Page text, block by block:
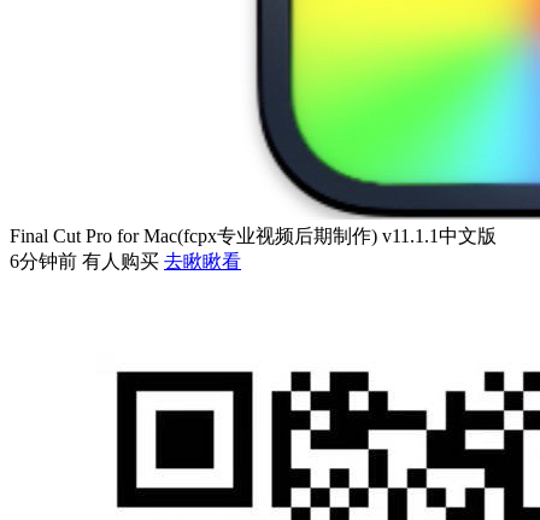
Final Cut Pro for Mac(fcpx专业视频后期制作) v11.1.1中文版
6分钟前 有人购买 去瞅瞅看